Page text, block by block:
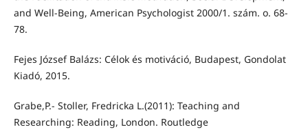
and Well-Being, American Psychologist 2000/1. szám. o. 68-
78.
Fejes József Balázs: Célok és motiváció, Budapest, Gondolat
Kiadó, 2015.
Grabe,P.- Stoller, Fredricka L.(2011): Teaching and
Researching: Reading, London. Routledge